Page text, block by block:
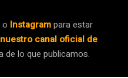
o Instagrampara estar
nuestro canal oficial de
de lo que publicamos.